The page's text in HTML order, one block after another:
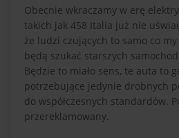
Obecnie wkraczamy w erę
takich jak 458 Italia już nie
że ludzi czujących to samo co
będą szukać starszych
Będzie to miało sens, te auta to
potrzebujące jedynie drobnych
do współczesnych standardów.
przereklamowany.